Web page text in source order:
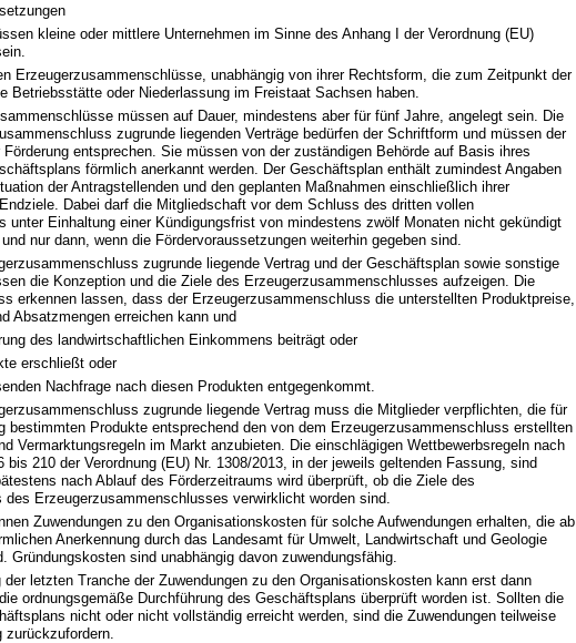
kleine oder mittlere Unternehmen im Sinne des Anhang I der Verordnung (EU)
Erzeugerzusammenschlüsse, unabhängig von ihrer Rechtsform, die zum Zeitpunkt der
Betriebsstätte oder Niederlassung im Freistaat Sachsen haben.
müssen auf Dauer, mindestens aber für fünf Jahre, angelegt sein. Die
zugrunde liegenden Verträge bedürfen der Schriftform und müssen der
entsprechen. Sie müssen von der zuständigen Behörde auf Basis ihres
förmlich anerkannt werden. Der Geschäftsplan enthält zumindest Angaben
der Antragstellenden und den geplanten Maßnahmen einschließlich ihrer
Dabei darf die Mitgliedschaft vor dem Schluss des dritten vollen
unter Einhaltung einer Kündigungsfrist von mindestens zwölf Monaten nicht gekündigt
nur dann, wenn die Fördervoraussetzungen weiterhin gegeben sind.
zugrunde liegende Vertrag und der Geschäftsplan sowie sonstige
die Konzeption und die Ziele des Erzeugerzusammenschlusses aufzeigen. Die
erkennen lassen, dass der Erzeugerzusammenschluss die unterstellten Produktpreise,
Absatzmengen erreichen kann und
des landwirtschaftlichen Einkommens beiträgt oder
erschließt oder
Nachfrage nach diesen Produkten entgegenkommt.
zugrunde liegende Vertrag muss die Mitglieder verpflichten, die für
bestimmten Produkte entsprechend den von dem Erzeugerzusammenschluss erstellten
Vermarktungsregeln im Markt anzubieten. Die einschlägigen Wettbewerbsregeln nach
bis 210 der Verordnung (EU) Nr. 1308/2013, in der jeweils geltenden Fassung, sind
nach Ablauf des Förderzeitraums wird überprüft, ob die Ziele des
des Erzeugerzusammenschlusses verwirklicht worden sind.
Zuwendungen zu den Organisationskosten für solche Aufwendungen erhalten, die ab
Anerkennung durch das Landesamt für Umwelt, Landwirtschaft und Geologie
Gründungskosten sind unabhängig davon zuwendungsfähig.
der letzten Tranche der Zuwendungen zu den Organisationskosten kann erst dann
ordnungsgemäße Durchführung des Geschäftsplans überprüft worden ist. Sollten die
nicht oder nicht vollständig erreicht werden, sind die Zuwendungen teilweise